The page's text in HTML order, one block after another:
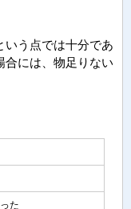
いう点では十分であ
合には、物足りない
た